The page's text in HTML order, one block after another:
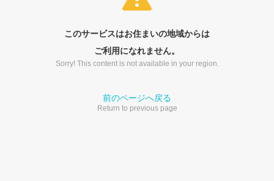
このサービスはお住まいの地域からは
ご利用になれません。
Sorry! This content is not available in your region.
前のページへ戻る
Return to previous page